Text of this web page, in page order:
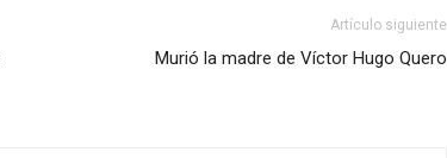
Artículo siguiente
Murió la madre de Víctor Hugo Quero